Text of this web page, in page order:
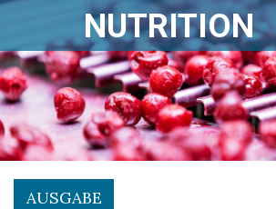
NUTRITION
AUSGABE